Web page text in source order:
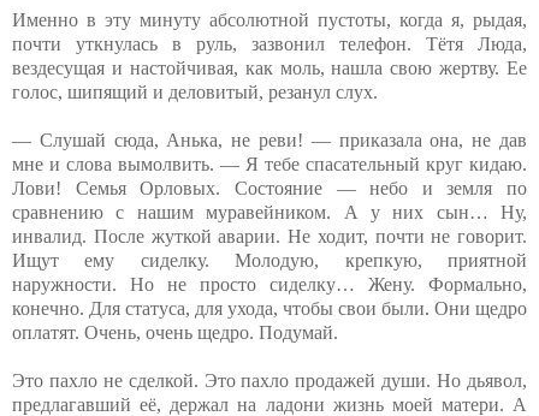
Именно в эту минуту абсолютной пустоты, когда я, рыдая,
почти уткнулась в руль, зазвонил телефон. Тётя Люда,
вездесущая и настойчивая, как моль, нашла свою жертву. Ее
голос, шипящий и деловитый, резанул слух.
— Слушай сюда, Анька, не реви! — приказала она, не дав
мне и слова вымолвить. — Я тебе спасательный круг кидаю.
Лови! Семья Орловых. Состояние — небо и земля по
сравнению с нашим муравейником. А у них сын… Ну,
инвалид. После жуткой аварии. Не ходит, почти не говорит.
Ищут ему сиделку. Молодую, крепкую, приятной
наружности. Но не просто сиделку… Жену. Формально,
конечно. Для статуса, для ухода, чтобы свои были. Они щедро
оплатят. Очень, очень щедро. Подумай.
Это пахло не сделкой. Это пахло продажей души. Но дьявол,
предлагавший её, держал на ладони жизнь моей матери. А